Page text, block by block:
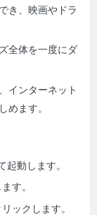
き、映画やドラ
全体を一度にダ
インターネット
めます。
起動します。
す。
ックします。